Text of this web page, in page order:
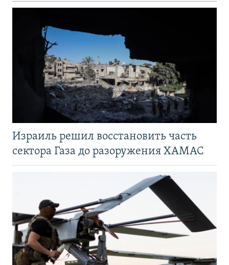
Израиль решил восстановить часть
сектора Газа до разоружения ХАМАС